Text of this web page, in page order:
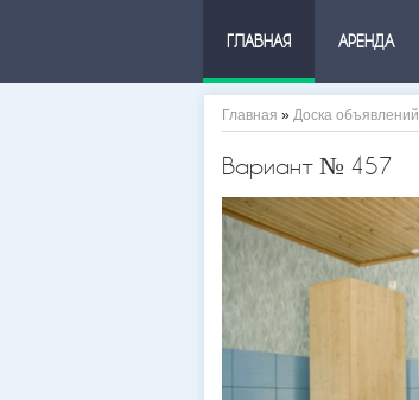
ГЛАВНАЯ АРЕНДА
Главная » Доска объявлений
Вариант № 457